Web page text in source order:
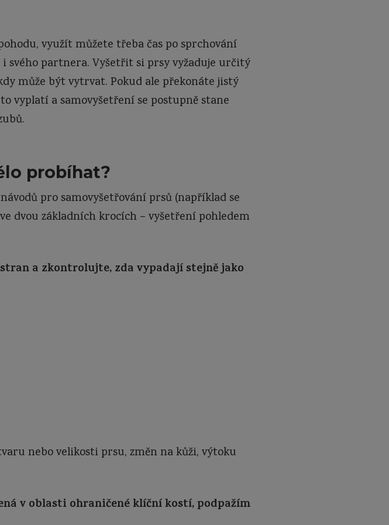
využít můžete třeba čas po sprchování
svého partnera. Vyšetřit si prsy vyžaduje určitý
může být vytrvat. Pokud ale překonáte jistý
vyplatí a samovyšetření se postupně stane
probíhat?
pro samovyšetřování prsů (například se
dvou základních krocích – vyšetření pohledem
a zkontrolujte, zda vypadají stejně jako
nebo velikosti prsu, změn na kůži, výtoku
v oblasti ohraničené klíční kostí, podpažím